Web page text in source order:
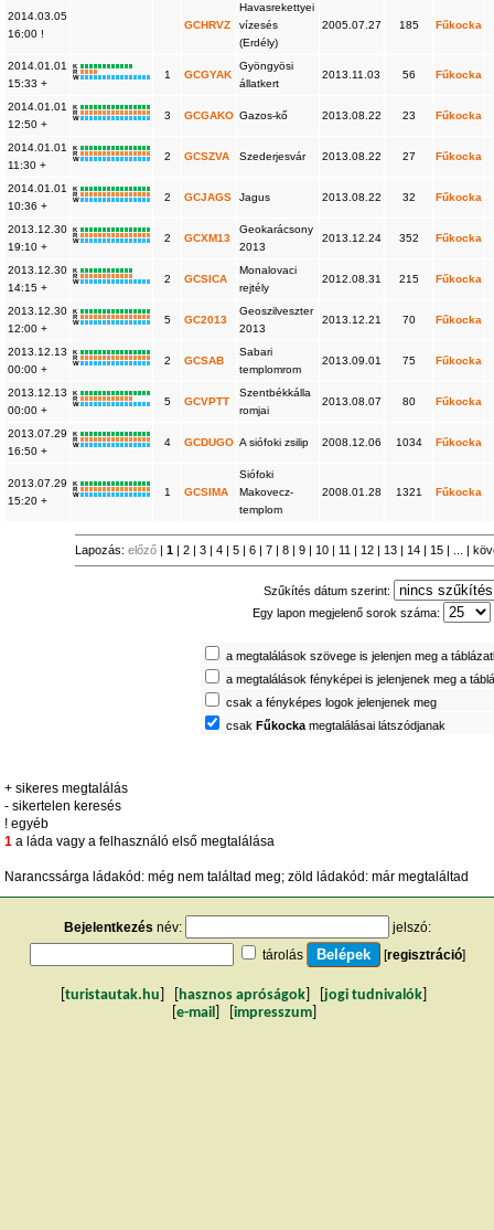
2014.03.05
16:00 !
GCHRVZ
Havasrekettyei
vízesés
(Erdély)
2005.07.27 185 Fűkocka
2014.01.01
15:33 +
K
R
W
1 GCGYAK
Gyöngyösi
állatkert
2013.11.03 56 Fűkocka
2014.01.01
12:50 +
K
R
W
3 GCGAKO Gazos-kő 2013.08.22 23 Fűkocka
2014.01.01
11:30 +
K
R
W
2 GCSZVA Szederjesvár 2013.08.22 27 Fűkocka
2014.01.01
10:36 +
K
R
W
2 GCJAGS Jagus 2013.08.22 32 Fűkocka
2013.12.30
19:10 +
K
R
W
2 GCXM13
Geokarácsony
2013
2013.12.24 352 Fűkocka
2013.12.30
14:15 +
K
R
W
2 GCSICA
Monalovaci
rejtély
2012.08.31 215 Fűkocka
2013.12.30
12:00 +
K
R
W
5 GC2013
Geoszilveszter
2013
2013.12.21 70 Fűkocka
2013.12.13
00:00 +
K
R
W
2 GCSAB
Sabari
templomrom
2013.09.01 75 Fűkocka
2013.12.13
00:00 +
K
R
W
5 GCVPTT
Szentbékkálla
romjai
2013.08.07 80 Fűkocka
2013.07.29
16:50 +
K
R
W
4 GCDUGO A siófoki zsilip 2008.12.06 1034 Fűkocka
2013.07.29
15:20 +
K
R
W
1 GCSIMA
Siófoki
Makovecz-
templom
2008.01.28 1321 Fűkocka
Lapozás:előző |1 2 3 4 5 6 7 8 9 10 11 12 13 14 15
Szűkítés dátum szerint:
Egy lapon megjelenő sorok száma:
a megtalálások szövege is jelenjen meg a
a megtalálások fényképei is jelenjenek meg a
csak a fényképes logok jelenjenek meg
csakFűkocka megtalálásai látszódjanak
+ sikeres megtalálás
- sikertelen keresés
! egyéb
1 a láda vagy a felhasználó első megtalálása
Narancssárga ládakód: még nem találtad meg; zöld ládakód: már megtaláltad
Bejelentkezés név:
jelszó:
tárolás
[regisztráció]
turistautak.hu hasznos apróságok jogi tudnivalók
e-mail impresszum]